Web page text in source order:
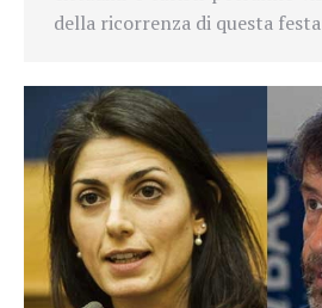
della ricorrenza di questa